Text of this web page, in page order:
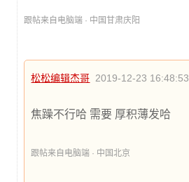
跟帖来自电脑端 · 中国甘肃庆阳
松松编辑杰哥 2019-12-23 16:48:53
焦躁不行哈 需要 厚积薄发哈
跟帖来自电脑端 · 中国北京